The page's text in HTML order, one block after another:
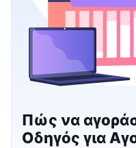
Πώς να
Οδηγός για